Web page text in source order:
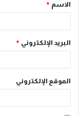
*
الاسم *
البريد الإلكتروني *
الموقع الإلكتروني